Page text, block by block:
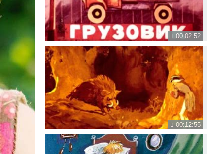
00:02:52
00:12:55